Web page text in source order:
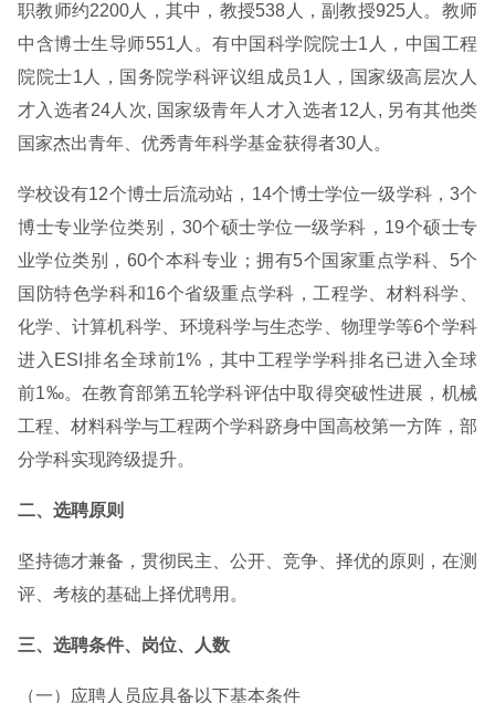
职教师约2200人，其中，教授538人，副教授925人。教师
中含博士生导师551人。有中国科学院院士1人，中国工程
院院士1人，国务院学科评议组成员1人，国家级高层次人
才入选者24人次, 国家级青年人才入选者12人, 另有其他类
国家杰出青年、优秀青年科学基金获得者30人。
学校设有12个博士后流动站，14个博士学位一级学科，3个
博士专业学位类别，30个硕士学位一级学科，19个硕士专
业学位类别，60个本科专业；拥有5个国家重点学科、5个
国防特色学科和16个省级重点学科，工程学、材料科学、
化学、计算机科学、环境科学与生态学、物理学等6个学科
进入ESI排名全球前1%，其中工程学学科排名已进入全球
前1‰。在教育部第五轮学科评估中取得突破性进展，机械
工程、材料科学与工程两个学科跻身中国高校第一方阵，部
分学科实现跨级提升。
二、选聘原则
坚持德才兼备，贯彻民主、公开、竞争、择优的原则，在测
评、考核的基础上择优聘用。
三、选聘条件、岗位、人数
（一）应聘人员应具备以下基本条件